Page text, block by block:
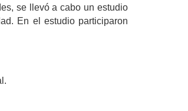
se llevó a cabo un estudio
En el estudio participaron